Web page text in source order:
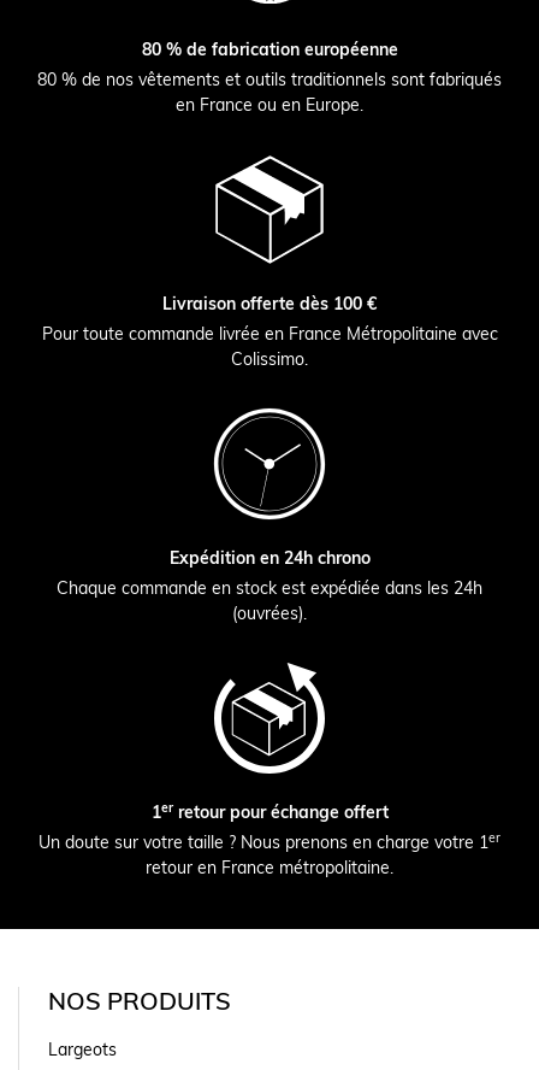
80 % de fabrication européenne
80 % de nos vêtements et outils traditionnels sont fabriqués
en France ou en Europe.
Livraison offerte dès 100 €
Pour toute commande livrée en France Métropolitaine avec
Colissimo.
Expédition en 24h chrono
Chaque commande en stock est expédiée dans les 24h
(ouvrées).
1erretour pour échange offert
Un doute sur votre taille ? Nous prenons en charge votre 1er
retour en France métropolitaine.
NOS PRODUITS
Largeots